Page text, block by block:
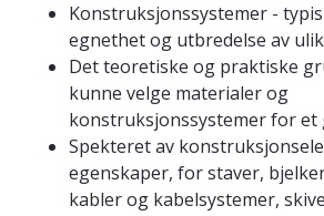
Konstruksjonssystemer -
egnethet og utbredelse av
Det teoretiske og praktiske
kunne velge materialer og
konstruksjonssystemer for
Spekteret av
egenskaper, for staver,
kabler og kabelsystemer,